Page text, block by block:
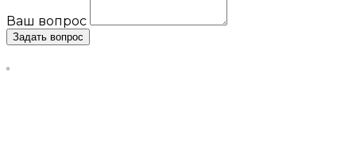
Ваш вопрос
Задать вопрос